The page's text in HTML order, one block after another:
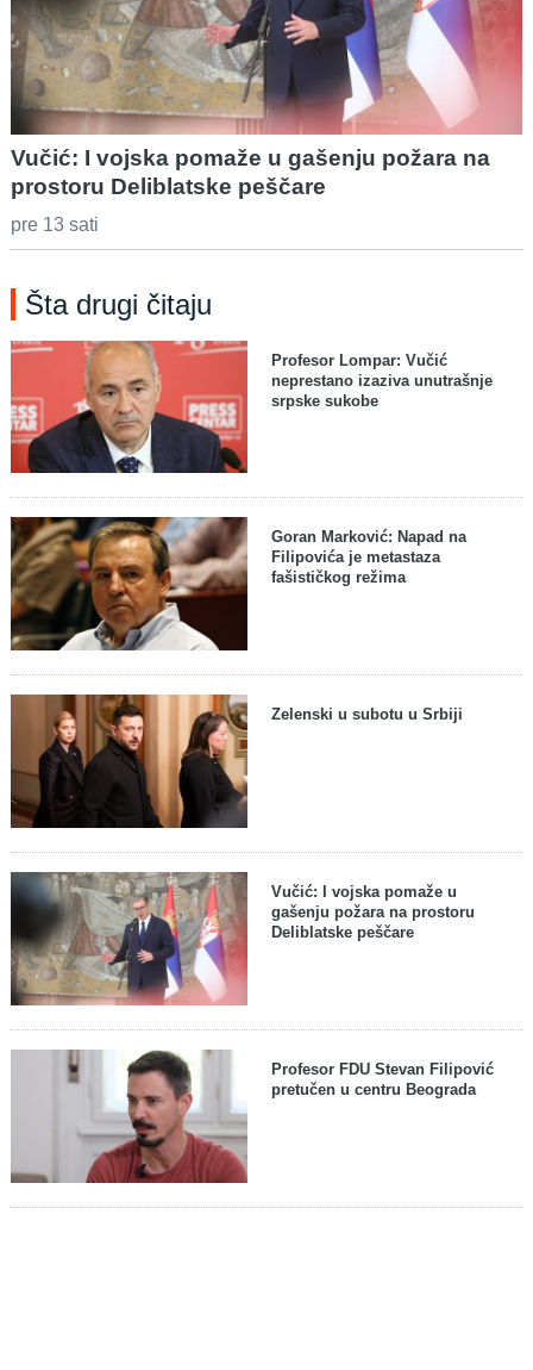
Vučić: I vojska pomaže u gašenju požara na
prostoru Deliblatske peščare
pre 13 sati
Šta drugi čitaju
Profesor Lompar: Vučić
neprestano izaziva unutrašnje
srpske sukobe
Goran Marković: Napad na
Filipovića je metastaza
fašističkog režima
Zelenski u subotu u Srbiji
Vučić: I vojska pomaže u
gašenju požara na prostoru
Deliblatske peščare
Profesor FDU Stevan Filipović
pretučen u centru Beograda